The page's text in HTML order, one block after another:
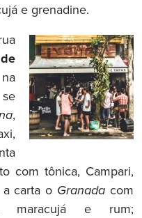
e grenadine.
,
com tônica, Campari,
carta o Granada com
maracujá e rum;